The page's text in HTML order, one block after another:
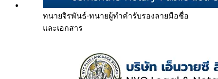
ทนายจิรพันธ์·ทนายผู้ทำคำรับรองลายมือชื่อ
และเอกสาร